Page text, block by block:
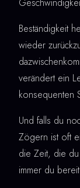
Beständigkeit
wieder
verändert ein
konsequenten
Und falls du
Zögern ist oft
die Zeit, die
immer du